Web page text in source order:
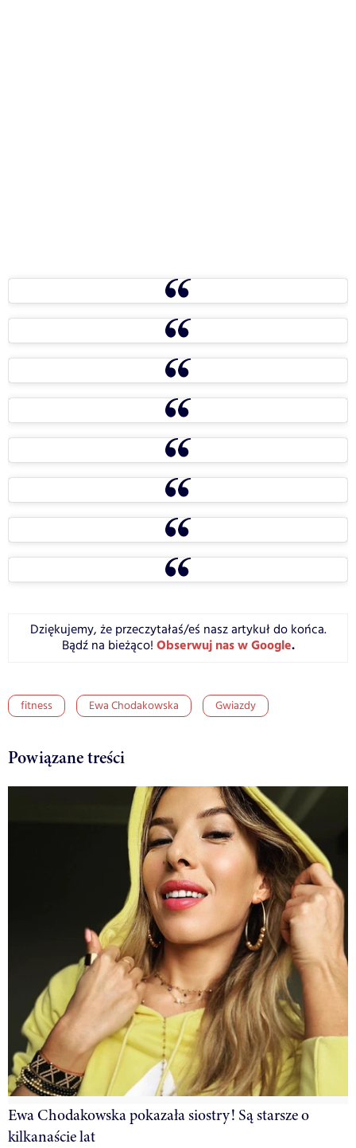
Dziękujemy, że przeczytałaś/eś nasz artykuł do końca.
Bądź na bieżąco! Obserwuj nas w Google.
fitness Ewa Chodakowska Gwiazdy
Powiązane treści
Ewa Chodakowska pokazała siostry! Są starsze o
kilkanaście lat